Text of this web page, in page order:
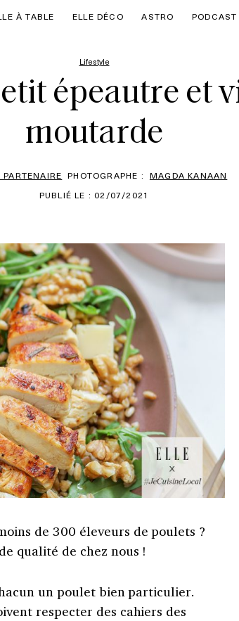
À TABLE ELLE DÉCO ASTRO PODCAST
Lifestyle
épeautre et
moutarde
PARTENAIRE PHOTOGRAPHE : MAGDA KANAAN
PUBLIÉ LE : 02/07/2021
de 300 éleveurs de poulets ?
qualité de chez nous !
un poulet bien particulier.
respecter des cahiers des